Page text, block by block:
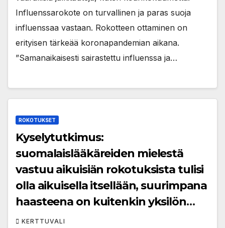
Influenssarokote on turvallinen ja paras suoja
influenssaa vastaan. Rokotteen ottaminen on
erityisen tärkeää koronapandemian aikana.
”Samanaikaisesti sairastettu influenssa ja…
ROKOTUKSET
Kyselytutkimus:
suomalaislääkäreiden mielestä
vastuu aikuisiän rokotuksista tulisi
olla aikuisella itsellään, suurimpana
haasteena on kuitenkin yksilön
tiedonpuute
KERTTUVALI